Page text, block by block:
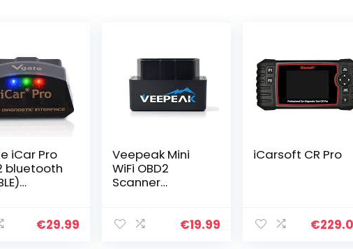
iCar Pro
bluetooth
lezer,
€29.99
Veepeak Mini
WiFi OBD2
Scanner
Diagnostische
€19.99
iCarsoft CR Pro
€